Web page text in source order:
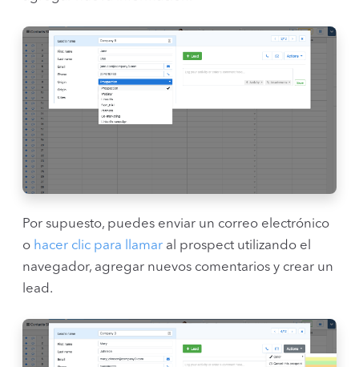
Por supuesto, puedes enviar un correo electrónico
o hacer clic para llamar al prospect utilizando el
navegador, agregar nuevos comentarios y crear un
lead.